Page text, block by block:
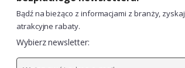
Bądź na bieżąco z informacjami z branży, zyskaj
atrakcyjne rabaty.
Wybierz newsletter: